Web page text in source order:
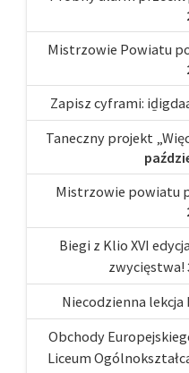
Mistrzowie Powiatu
Zapisz cyframi:
Taneczny projekt
Mistrzowie powiatu
Biegi z Klio XVI
zwycięstwa!
Niecodzienna
Obchody
Liceum